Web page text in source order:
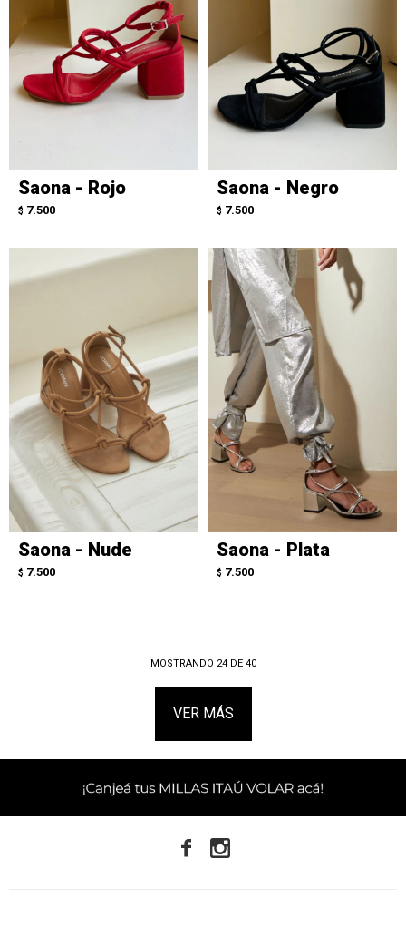
Saona - Rojo
$ 7.500
Saona - Negro
$ 7.500
Saona - Nude
$ 7.500
Saona - Plata
$ 7.500
MOSTRANDO 24DE 40
VER MÁS
 